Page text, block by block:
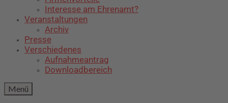
Interesse am Ehrenamt?
Veranstaltungen
Archiv
Presse
Verschiedenes
Aufnahmeantrag
Downloadbereich
Menü